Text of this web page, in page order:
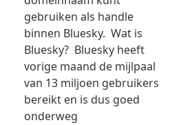
gebruiken als handle
binnen Bluesky. Wat is
Bluesky? Bluesky heeft
vorige maand de mijlpaal
van 13 miljoen gebruikers
bereikt en is dus goed
onderweg